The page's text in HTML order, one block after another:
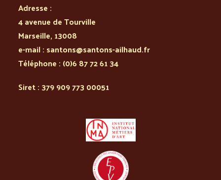
Adresse :
4 avenue de Tourville
Marseille, 13008
e-mail : santons@santons-ailhaud.fr
Téléphone : (0)6 87 72 61 34
Siret : 379 909 773 00051